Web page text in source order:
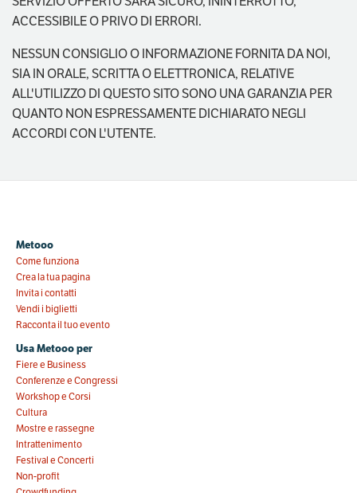
ACCESSIBILE O PRIVO DI ERRORI.
NESSUN CONSIGLIO O INFORMAZIONE FORNITA DA NOI,
SIA IN ORALE, SCRITTA O ELETTRONICA, RELATIVE
ALL'UTILIZZO DI QUESTO SITO SONO UNA GARANZIA PER
QUANTO NON ESPRESSAMENTE DICHIARATO NEGLI
ACCORDI CON L'UTENTE.
Metooo
Come funziona
Crea la tua pagina
Invita i contatti
Vendi i biglietti
Racconta il tuo evento
Usa Metooo per
Fiere e Business
Conferenze e Congressi
Workshop e Corsi
Cultura
Mostre e rassegne
Intrattenimento
Festival e Concerti
Non-profit